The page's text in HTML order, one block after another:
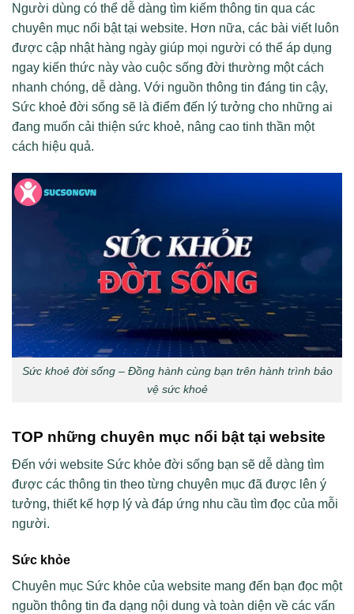
Người dùng có thể dễ dàng tìm kiếm thông tin qua các
chuyên mục nổi bật tại website. Hơn nữa, các bài viết luôn
được cập nhật hàng ngày giúp mọi người có thể áp dụng
ngay kiến thức này vào cuộc sống đời thường một cách
nhanh chóng, dễ dàng. Với nguồn thông tin đáng tin cậy,
Sức khoẻ đời sống sẽ là điểm đến lý tưởng cho những ai
đang muốn cải thiện sức khoẻ, nâng cao tinh thần một
cách hiệu quả.
Sức khoẻ đời sống – Đồng hành cùng bạn trên hành trình bảo
vệ sức khoẻ
TOP những chuyên mục nổi bật tại website
Đến với website Sức khỏe đời sống bạn sẽ dễ dàng tìm
được các thông tin theo từng chuyên mục đã được lên ý
tưởng, thiết kế hợp lý và đáp ứng nhu cầu tìm đọc của mỗi
người.
Sức khỏe
Chuyên mục Sức khỏe của website mang đến bạn đọc một
nguồn thông tin đa dạng nội dung và toàn diện về các vấn